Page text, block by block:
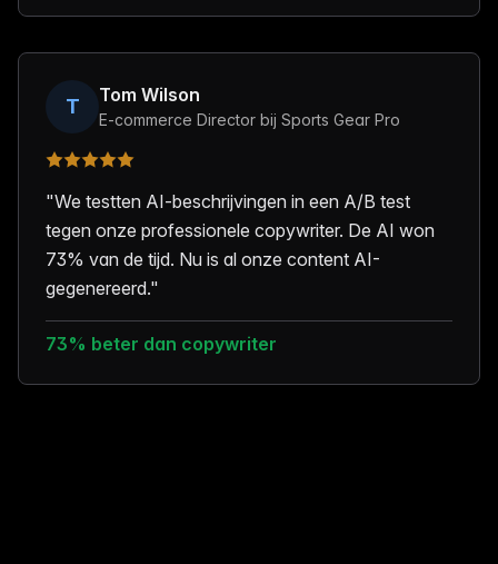
T Tom Wilson
E-commerce Director bij Sports Gear Pro
"We testten AI-beschrijvingen in een A/B test
tegen onze professionele copywriter. De AI won
73% van de tijd. Nu is al onze content AI-
gegenereerd."
73% beter dan copywriter